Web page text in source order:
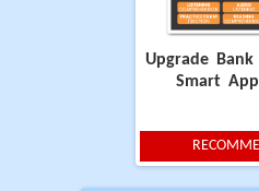
Upgrade Bank
Smart